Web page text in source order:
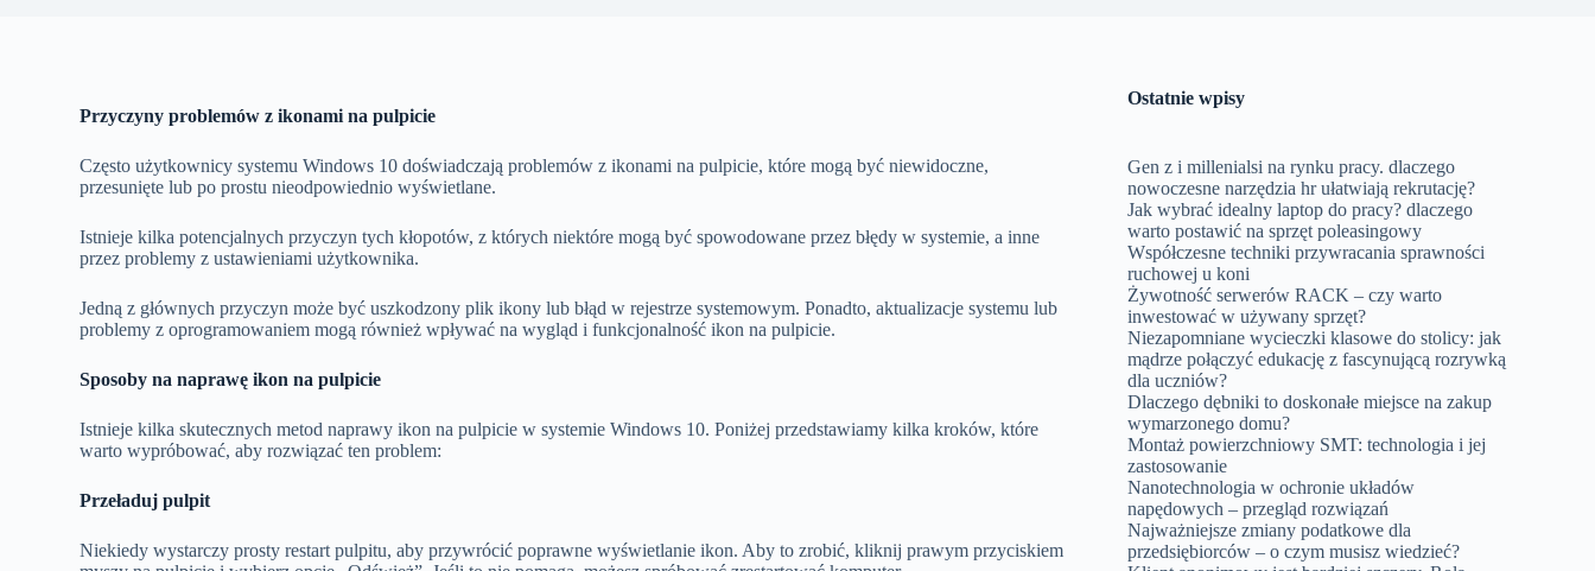
Przyczyny problemów z ikonami na pulpicie
Często użytkownicy systemu Windows 10 doświadczają problemów z ikonami na pulpicie, które mogą być niewidoczne,
przesunięte lub po prostu nieodpowiednio wyświetlane.
Istnieje kilka potencjalnych przyczyn tych kłopotów, z których niektóre mogą być spowodowane przez błędy w systemie, a inne
przez problemy z ustawieniami użytkownika.
Jedną z głównych przyczyn może być uszkodzony plik ikony lub błąd w rejestrze systemowym. Ponadto, aktualizacje systemu lub
problemy z oprogramowaniem mogą również wpływać na wygląd i funkcjonalność ikon na pulpicie.
Sposoby na naprawę ikon na pulpicie
Istnieje kilka skutecznych metod naprawy ikon na pulpicie w systemie Windows 10. Poniżej przedstawiamy kilka kroków, które
warto wypróbować, aby rozwiązać ten problem:
Przeładuj pulpit
Niekiedy wystarczy prosty restart pulpitu, aby przywrócić poprawne wyświetlanie ikon. Aby to zrobić, kliknij prawym przyciskiem
Ostatnie wpisy
Gen z i millenialsi na rynku pracy. dlaczego
nowoczesne narzędzia hr ułatwiają rekrutację?
Jak wybrać idealny laptop do pracy? dlaczego
warto postawić na sprzęt poleasingowy
Współczesne techniki przywracania sprawności
ruchowej u koni
Żywotność serwerów RACK – czy warto
inwestować w używany sprzęt?
Niezapomniane wycieczki klasowe do stolicy: jak
mądrze połączyć edukację z fascynującą rozrywką
dla uczniów?
Dlaczego dębniki to doskonałe miejsce na zakup
wymarzonego domu?
Montaż powierzchniowy SMT: technologia i jej
zastosowanie
Nanotechnologia w ochronie układów
napędowych – przegląd rozwiązań
Najważniejsze zmiany podatkowe dla
przedsiębiorców – o czym musisz wiedzieć?